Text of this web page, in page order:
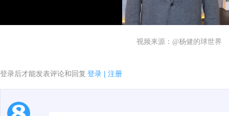
视频来源：@杨健的球世界
登录后才能发表评论和回复 登录 | 注册